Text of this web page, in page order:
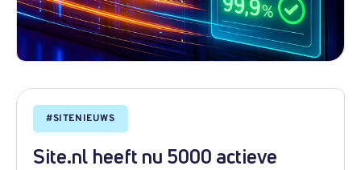
#SITENIEUWS
Site.nl heeft nu 5000 actieve